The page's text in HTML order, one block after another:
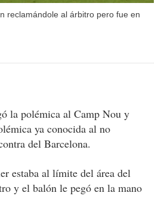
reclamándole al árbitro pero fue en
la polémica al Camp Nou y
ya conocida al no
del Barcelona.
estaba al límite del área del
y el balón le pegó en la mano